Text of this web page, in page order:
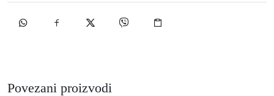
Povezani proizvodi